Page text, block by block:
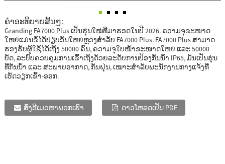
ຄໍາອະທິບາຍສັ້ນໆ:
Granding FA7000 Plus ເປັນຮຸ່ນໃໝ່ທີ່ມາຮອດໃນປີ 2026. ຄວາມຈຸຂະໜາດ
ໃຫຍ່ແມ່ນຂໍ້ໄດ້ປຽບອັນໃຫຍ່ຫຼວງສຳລັບ FA7000 Plus. FA7000 Plus ສາມາດ
ຮອງຮັບຜູ້ໃຊ້ໄດ້ເຖິງ 50000 ຄົນ, ຄວາມຈຸໃບໜ້າຂະໜາດໃຫຍ່ ແລະ 50000
ບັດ, ລະບົບຄວບຄຸມການເຂົ້າເຖິງດ້ວຍລະດັບການປ້ອງກັນນ້ຳ IP65, ມັນເປັນຮຸ່ນ
ທີ່ກັນນ້ຳ ແລະ ສະພາບອາກາດ, ກັນຝຸ່ນ, ເໝາະສຳລັບພະນັກງານກາງແຈ້ງທີ່
ເຮັດວຽກເຂົ້າ-ອອກ.
ສົ່ງອີເມວຫາພວກເຮົາ ດາວໂຫລດເປັນ PDF